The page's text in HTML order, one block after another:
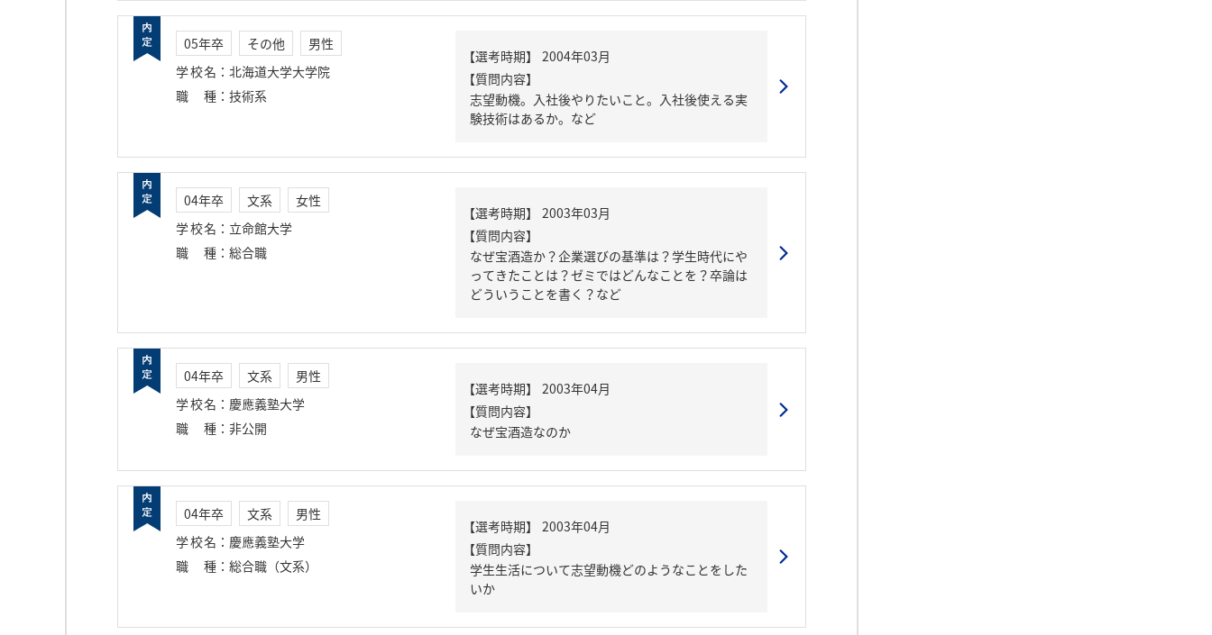
05年卒 その他
男性
学校名 ： 北海道大学大学院
職種 ： 技術系
【質問内容】
志望動機。入社後やりたいこと。入社後使える実
験技術はあるか。など
04年卒 文系
女性
学校名 ： 立命館大学
職種 ： 総合職
【質問内容】
なぜ宝酒造か？企業選びの基準は？学生時代にや
ってきたことは？ゼミではどんなことを？卒論は
どういうことを書く？など
04年卒 文系
男性
学校名 ： 慶應義塾大学
職種 ： 非公開
【質問内容】
なぜ宝酒造なのか
04年卒 文系
男性
学校名 ： 慶應義塾大学
職種 ： 総合職（文系）
【質問内容】
学生生活について志望動機どのようなことをした
いか